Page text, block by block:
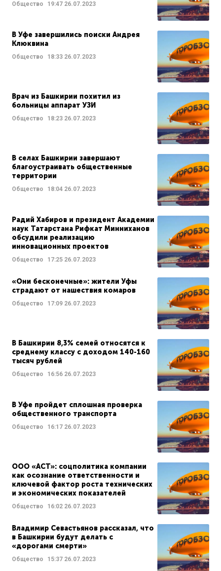
Общество 19:47 26.07.2023
В Уфе завершились поиски Андрея
Клюквина
Общество 18:33 26.07.2023
Врач из Башкирии похитил из
больницы аппарат УЗИ
Общество 18:23 26.07.2023
В селах Башкирии завершают
благоустраивать общественные
территории
Общество 18:04 26.07.2023
Радий Хабиров и президент Академии
наук Татарстана Рифкат Минниханов
обсудили реализацию
инновационных проектов
Общество 17:25 26.07.2023
«Они бесконечные»: жители Уфы
страдают от нашествия комаров
Общество 17:09 26.07.2023
В Башкирии 8,3% семей относятся к
среднему классу с доходом 140-160
тысяч рублей
Общество 16:56 26.07.2023
В Уфе пройдет сплошная проверка
общественного транспорта
Общество 16:17 26.07.2023
OOO «АСТ»: соцполитика компании
как осознание ответственности и
ключевой фактор роста технических
и экономических показателей
Общество 16:02 26.07.2023
Владимир Севастьянов рассказал, что
в Башкирии будут делать с
«дорогами смерти»
Общество 15:37 26.07.2023